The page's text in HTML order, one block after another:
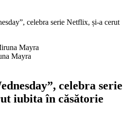
celebra serie Netflix, și-a cerut
Mayra
celebra serie
iubita în căsătorie